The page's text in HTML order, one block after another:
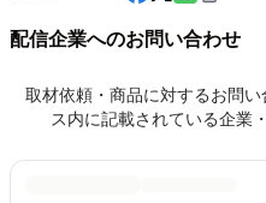
配信企業へのお問い合わせ
取材依頼・商品に対するお問
ス内に記載されている企業